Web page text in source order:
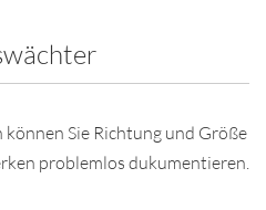
Sie Richtung und Größe
problemlos dukumentieren.